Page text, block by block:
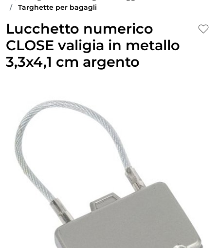
Targhette per bagagli
Lucchetto numerico
CLOSE valigia in metallo
3,3x4,1 cm argento